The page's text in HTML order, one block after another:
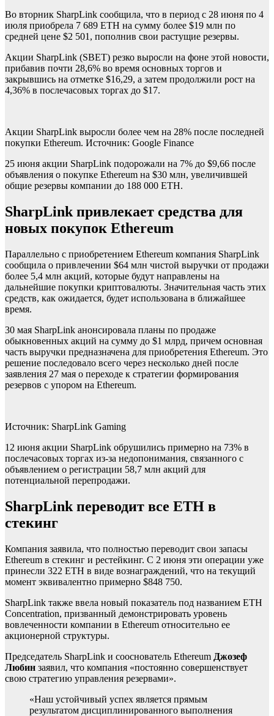
Во вторник SharpLink сообщила, что в период с 28 июня по 4
июля приобрела 7 689 ETH на сумму более $19 млн по
средней цене $2 501, пополнив свои растущие резервы.
Акции SharpLink (SBET) резко выросли на фоне этой новости,
прибавив почти 28,6% во время основных торгов и
закрывшись на отметке $16,29, а затем продолжили рост на
4,36% в послечасовых торгах до $17.
Акции SharpLink выросли более чем на 28% после последней
покупки Ethereum. Источник: Google Finance
25 июня акции SharpLink подорожали на 7% до $9,66 после
объявления о покупке Ethereum на $30 млн, увеличившей
общие резервы компании до 188 000 ETH.
SharpLink привлекает средства для
новых покупок Ethereum
Параллельно с приобретением Ethereum компания SharpLink
сообщила о привлечении $64 млн чистой выручки от продажи
более 5,4 млн акций, которые будут направлены на
дальнейшие покупки криптовалюты. Значительная часть этих
средств, как ожидается, будет использована в ближайшее
время.
30 мая SharpLink анонсировала планы по продаже
обыкновенных акций на сумму до $1 млрд, причем основная
часть выручки предназначена для приобретения Ethereum. Это
решение последовало всего через несколько дней после
заявления 27 мая о переходе к стратегии формирования
резервов с упором на Ethereum.
Источник: SharpLink Gaming
12 июня акции SharpLink обрушились примерно на 73% в
послечасовых торгах из-за недопонимания, связанного с
объявлением о регистрации 58,7 млн акций для
потенциальной перепродажи.
SharpLink переводит все ETH в
стекинг
Компания заявила, что полностью переводит свои запасы
Ethereum в стекинг и рестейкинг. С 2 июня эти операции уже
принесли 322 ETH в виде вознаграждений, что на текущий
момент эквивалентно примерно $848 750.
SharpLink также ввела новый показатель под названием ETH
Concentration, призванный демонстрировать уровень
вовлеченности компании в Ethereum относительно ее
акционерной структуры.
Председатель SharpLink и сооснователь Ethereum Джозеф
Любин заявил, что компания «постоянно совершенствует
свою стратегию управления резервами».
«Наш устойчивый успех является прямым
результатом дисциплинированного выполнения